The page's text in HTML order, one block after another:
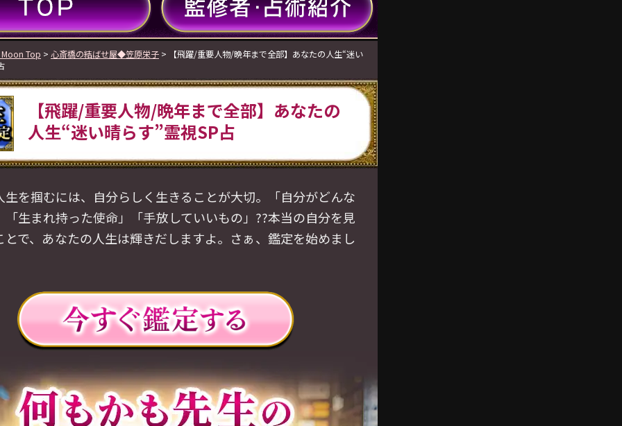
Top > 心斎橋の結ばせ屋◆笠原栄子 > 【飛躍/重要人物/晩年まで全部】あなたの人生“迷い
【飛躍/重要人物/晩年まで全部】あなたの
人生“迷い晴らす”霊視SP占
生を掴むには、自分らしく生きることが大切。「自分がどんな
「生まれ持った使命」「手放していいもの」??本当の自分を見
とで、あなたの人生は輝きだしますよ。さぁ、鑑定を始めまし